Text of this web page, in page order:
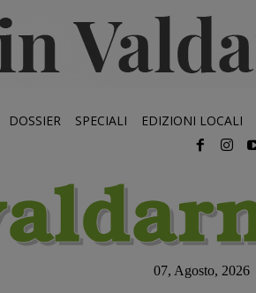
DOSSIER SPECIALI EDIZIONI LOCALI
07, Agosto, 2026